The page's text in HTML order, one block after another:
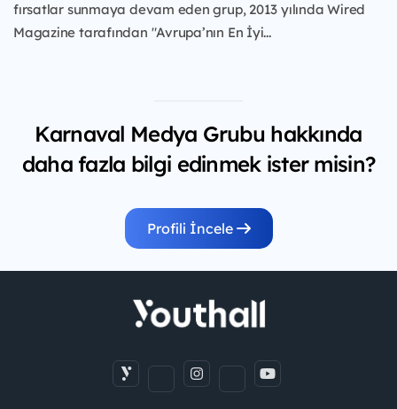
fırsatlar sunmaya devam eden grup, 2013 yılında Wired
Magazine tarafından "Avrupa’nın En İyi...
Karnaval Medya Grubu hakkında
daha fazla bilgi edinmek ister misin?
Profili İncele